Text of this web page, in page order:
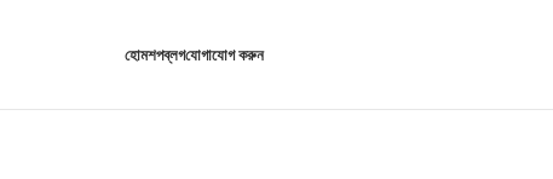
হোমশপব্লগযোগাযোগ করুন